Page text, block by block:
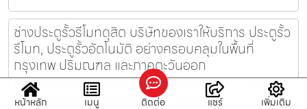
ช่างประตูรั้วรีโมทดุสิต บริษัทของเราให้บริการ ประตูรั้ว
รีโมท, ประตูรั้วอัตโนมัติ อย่างครอบคลุมในพื้นที่
กรุงเทพ ปริมณฑล และภาคตะวันออก
ช่างประตูรั้วรีโมทดุสิต บริษัทของเราให้บริการ ประตูรั้วรีโมท, ประตูรั้ว
อัตโนมัติ อย่างครอบคลุมในพื้นที่ กรุงเทพ ปริมณฑล
หน้าหลัก เมนู ติดต่อ แชร์ เพิ่มเติม